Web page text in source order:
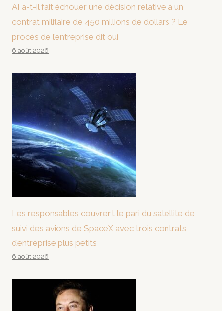
AI a-t-il fait échouer une décision relative à un
contrat militaire de 450 millions de dollars ? Le
procès de l’entreprise dit oui
6 août 2026
Les responsables couvrent le pari du satellite de
suivi des avions de SpaceX avec trois contrats
d’entreprise plus petits
6 août 2026